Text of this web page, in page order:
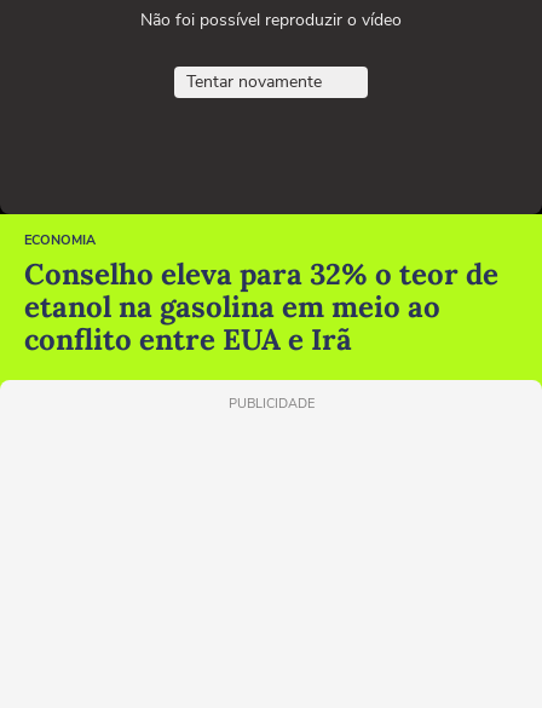
Não foi possível reproduzir o vídeo
Tentar novamente
ECONOMIA
Conselho eleva para 32% o teor de
etanol na gasolina em meio ao
conflito entre EUA e Irã
PUBLICIDADE